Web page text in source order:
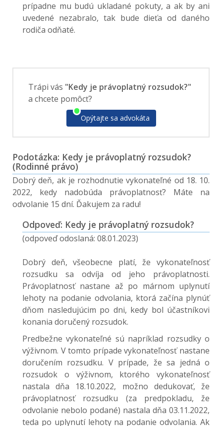
prípadne mu budú ukladané pokuty, a ak by ani
uvedené nezabralo, tak bude dieťa od daného
rodiča odňaté.
Trápi vás "Kedy je právoplatný rozsudok?"
a chcete pomôcť?
Opýtajte sa advokáta
Podotázka: Kedy je právoplatný rozsudok?
(Rodinné právo)
Dobrý deň, ak je rozhodnutie vykonateľné od 18. 10.
2022, kedy nadobúda právoplatnosť? Máte na
odvolanie 15 dní. Ďakujem za radu!
Odpoveď: Kedy je právoplatný rozsudok?
(odpoveď odoslaná: 08.01.2023)
Dobrý deň, všeobecne platí, že vykonateľnosť
rozsudku sa odvíja od jeho právoplatnosti.
Právoplatnosť nastane až po márnom uplynutí
lehoty na podanie odvolania, ktorá začína plynúť
dňom nasledujúcim po dni, kedy bol účastníkovi
konania doručený rozsudok.
Predbežne vykonateľné sú napríklad rozsudky o
výživnom. V tomto prípade vykonateľnosť nastane
doručením rozsudku. V prípade, že sa jedná o
rozsudok o výživnom, ktorého vykonateľnosť
nastala dňa 18.10.2022, možno dedukovať, že
právoplatnosť rozsudku (za predpokladu, že
odvolanie nebolo podané) nastala dňa 03.11.2022,
teda po uplynutí lehoty na podanie odvolania. Ak